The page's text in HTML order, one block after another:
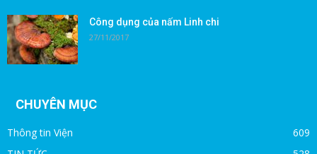
Công dụng của nấm Linh chi
27/11/2017
CHUYÊN MỤC
Thông tin Viện
609